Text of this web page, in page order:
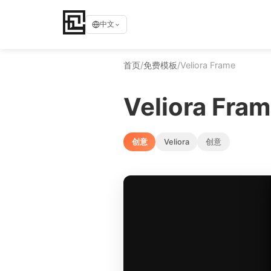
中文
首页/免费模板/Veliora Frame
Veliora
创意 Veliora 创意